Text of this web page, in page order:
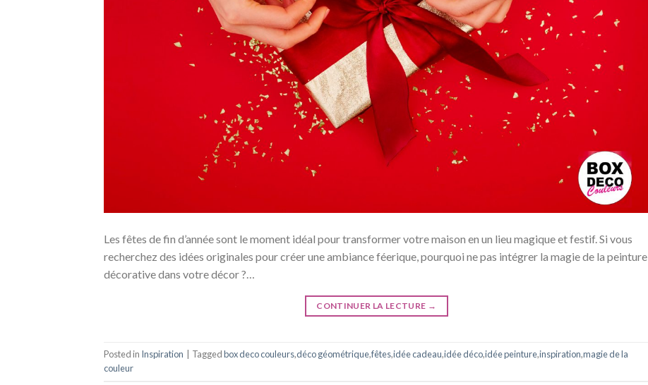
Les fêtes de fin d’année sont le moment idéal pour transformer votre maison en un lieu magique et festif. Si vous
recherchez des idées originales pour créer une ambiance féerique, pourquoi ne pas intégrer la magie de la peinture
décorative dans votre décor ?…
CONTINUER LA LECTURE →
Posted in Inspiration Taggedbox deco couleurs,déco géométrique,fêtes,idée cadeau,idée déco,idée peinture,inspiration,magie de la
couleur